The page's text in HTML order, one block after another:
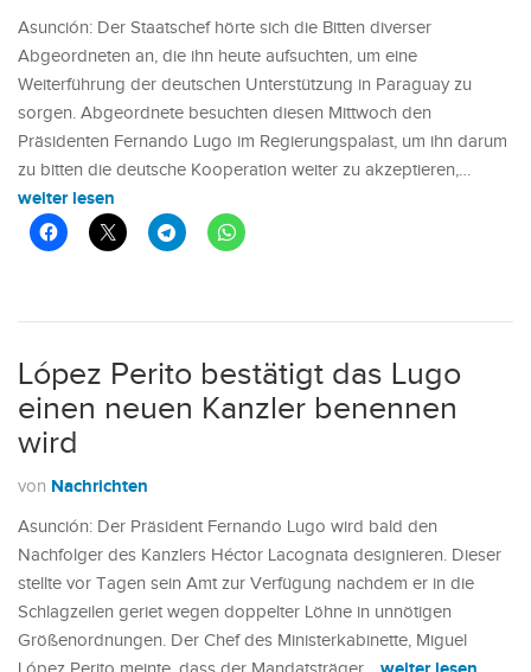
Asunción: Der Staatschef hörte sich die Bitten diverser
Abgeordneten an, die ihn heute aufsuchten, um eine
Weiterführung der deutschen Unterstützung in Paraguay zu
sorgen. Abgeordnete besuchten diesen Mittwoch den
Präsidenten Fernando Lugo im Regierungspalast, um ihn darum
zu bitten die deutsche Kooperation weiter zu akzeptieren,…
weiter lesen
López Perito bestätigt das Lugo
einen neuen Kanzler benennen
wird
von Nachrichten
Asunción: Der Präsident Fernando Lugo wird bald den
Nachfolger des Kanzlers Héctor Lacognata designieren. Dieser
stellte vor Tagen sein Amt zur Verfügung nachdem er in die
Schlagzeilen geriet wegen doppelter Löhne in unnötigen
Größenordnungen. Der Chef des Ministerkabinette, Miguel